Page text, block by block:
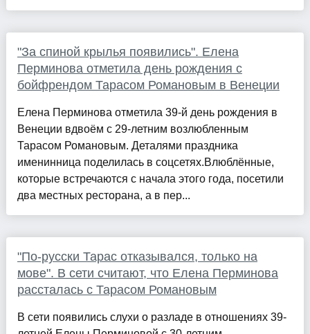
"За спиной крылья появились". Елена
Перминова отметила день рождения с
бойфрендом Тарасом Романовым в Венеции
Елена Перминова отметила 39-й день рождения в
Венеции вдвоём с 29-летним возлюбленным
Тарасом Романовым. Деталями праздника
именинница поделилась в соцсетях.Влюблённые,
которые встречаются с начала этого года, посетили
два местных ресторана, а в пер...
"По-русски Тарас отказывался, только на
мове". В сети считают, что Елена Перминова
рассталась с Тарасом Романовым
В сети появились слухи о разладе в отношениях 39-